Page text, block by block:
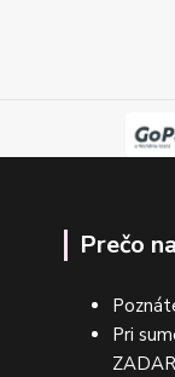
Prečo
Pri